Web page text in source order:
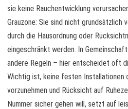
sie keine Rauchentwicklung
Grauzone: Sie sind nicht grundsätzlich
durch die Hausordnung oder
eingeschränkt werden. In
andere Regeln – hier entscheidet oft
Wichtig ist, keine festen Installationen
vorzunehmen und Rücksicht auf
Nummer sicher gehen will, setzt auf